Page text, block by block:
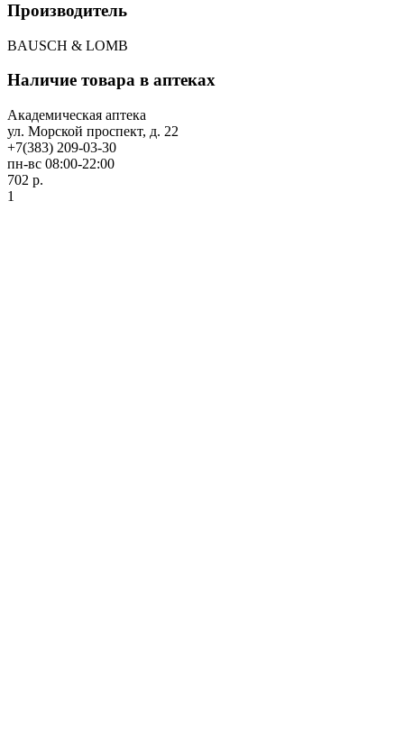
Производитель
BAUSCH & LOMB
Наличие товара в аптеках
Академическая аптека
ул. Морской проспект, д. 22
+7(383) 209-03-30
пн-вс 08:00-22:00
702 р.
1